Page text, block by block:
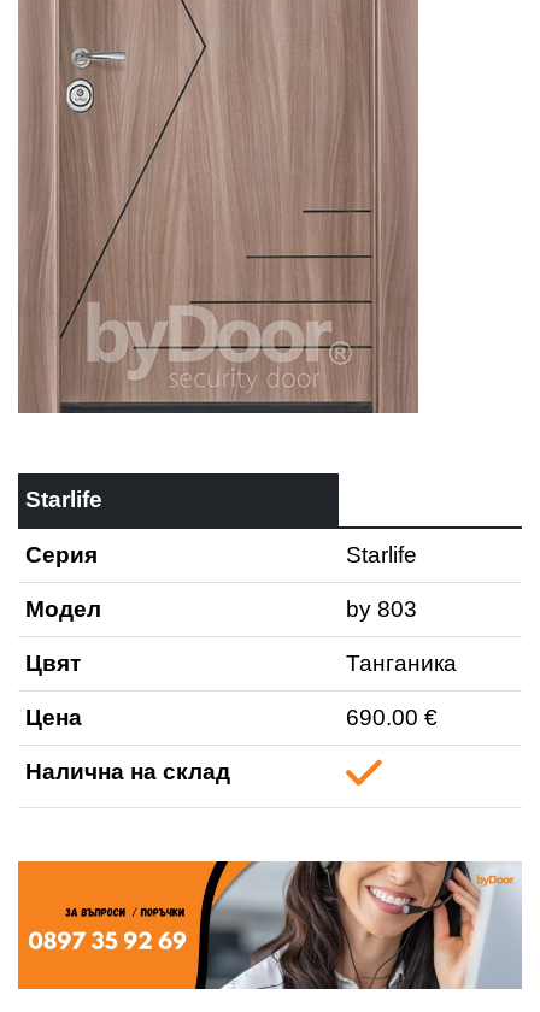
Starlife
Серия Starlife
Модел by 803
Цвят Танганика
Цена 690.00 €
Налична на склад